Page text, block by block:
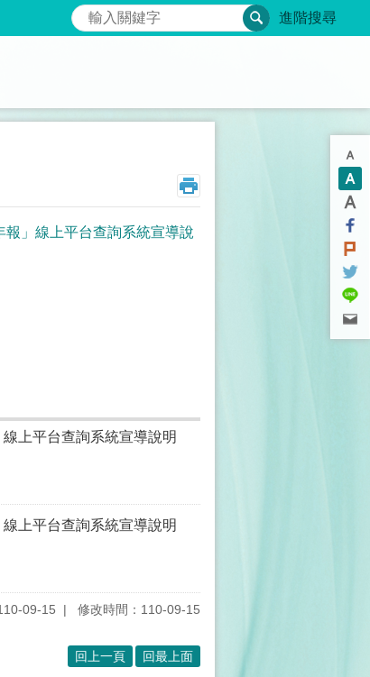
搜尋 進階搜尋
」線上平台查詢系統宣導說
上平台查詢系統宣導說明
上平台查詢系統宣導說明
09-15 修改時間：110-09-15
回上一頁 回最上面